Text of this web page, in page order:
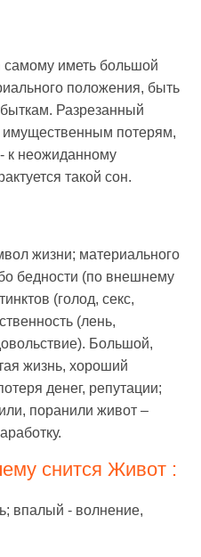
самому иметь большой
положения, быть
Разрезанный
имущественным потерям,
- к неожиданному
такой сон.
жизни; материального
бедности (по внешнему
(голод, секс,
(лень,
Большой,
жизнь, хороший
денег, репутации;
поранили живот –
снится Живот :
впалый - волнение,